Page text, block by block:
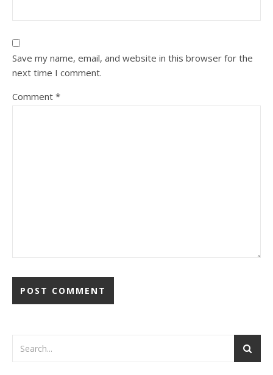
Save my name, email, and website in this browser for the
next time I comment.
Comment *